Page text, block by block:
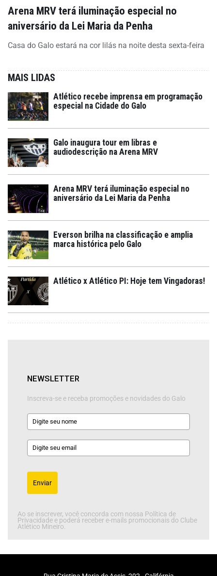
Arena MRV terá iluminação especial no
aniversário da Lei Maria da Penha
Casa do Galo estará na cor lilás na noite desta sexta-feira
MAIS LIDAS
Atlético recebe imprensa em programação
especial na Cidade do Galo
Galo inaugura tour em libras e
audiodescrição na Arena MRV
Arena MRV terá iluminação especial no
aniversário da Lei Maria da Penha
Everson brilha na classificação e amplia
marca histórica pelo Galo
Atlético x Atlético PI: Hoje tem Vingadoras!
NEWSLETTER
Inscreva-se e receba promoções e novidades do Galo
Enviar
Ao se inscrever, você concorda com nossa Política de
Privacidade e poderá receber e-mails promocionais do Clube
Atlético Mineiro.